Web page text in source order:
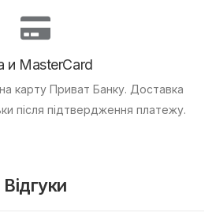
и MasterCard
карту Приват Банку. Доставка
після підтвердження платежу.
Відгуки